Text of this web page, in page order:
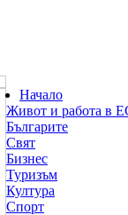
Начало
Живот и работа в
Българите
Свят
Бизнес
Туризъм
Култура
Спорт